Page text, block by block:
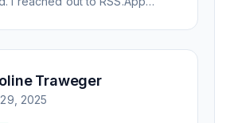
to someone who was
kind, and clearly wanted to
issue. It has been a few
many revisions and direct
Traweger
2025